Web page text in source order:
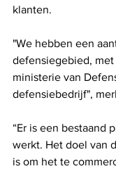
klanten.
"We hebben een
defensiegebied,
ministerie van
defensiebedrijf",
“Er is een bestaand
werkt. Het doel van
is om het te